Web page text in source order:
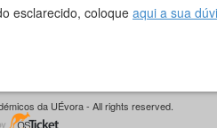
esclarecido, coloque aqui a sua
da UÉvora - All rights reserved.